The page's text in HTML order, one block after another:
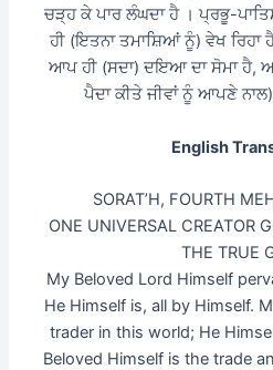
ਚੜ੍ਹ ਕੇ ਪਾਰ ਲੰਘਦਾ ਹੈ । ਪ੍ਰਭੂ-
ਹੀ (ਇਤਨਾ ਤਮਾਸ਼ਿਆਂ ਨੂੰ) ਵੇਖ
ਆਪ ਹੀ (ਸਦਾ) ਦਇਆ ਦਾ ਸੋਮਾ ਹੈ,
ਪੈਦਾ ਕੀਤੇ ਜੀਵਾਂ ਨੂੰ ਆਪਣੇ
English
SORAT’H, FOURTH
ONE UNIVERSAL CREATOR
THE TRUE
My Beloved Lord Himself
He Himself is, all by Himself.
trader in this world; He
Beloved Himself is the trade